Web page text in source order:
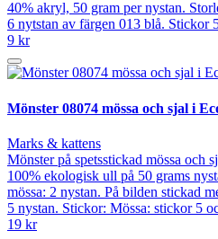
40% akryl, 50 gram per nystan.
6 nytstan av färgen 013 blå. Stickor
9 kr
Mönster 08074 mössa och sjal i
Marks & kattens
Mönster på spetsstickad mössa och
100% ekologisk ull på 50 grams
mössa: 2 nystan. På bilden stickad
5 nystan. Stickor: Mössa: stickor 5
19 kr